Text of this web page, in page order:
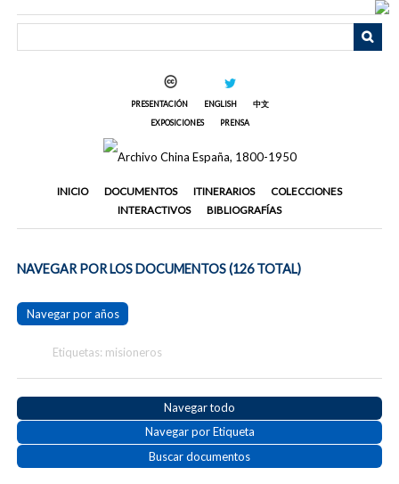
PRESENTACIÓN ENGLISH
中文
EXPOSICIONES
PRENSA
INICIO DOCUMENTOS ITINERARIOS
COLECCIONES
INTERACTIVOS
BIBLIOGRAFÍAS
NAVEGAR POR LOS DOCUMENTOS (126 TOTAL)
Navegar por años
Etiquetas: misioneros
Navegar todo
Navegar por Etiqueta
Buscar documentos